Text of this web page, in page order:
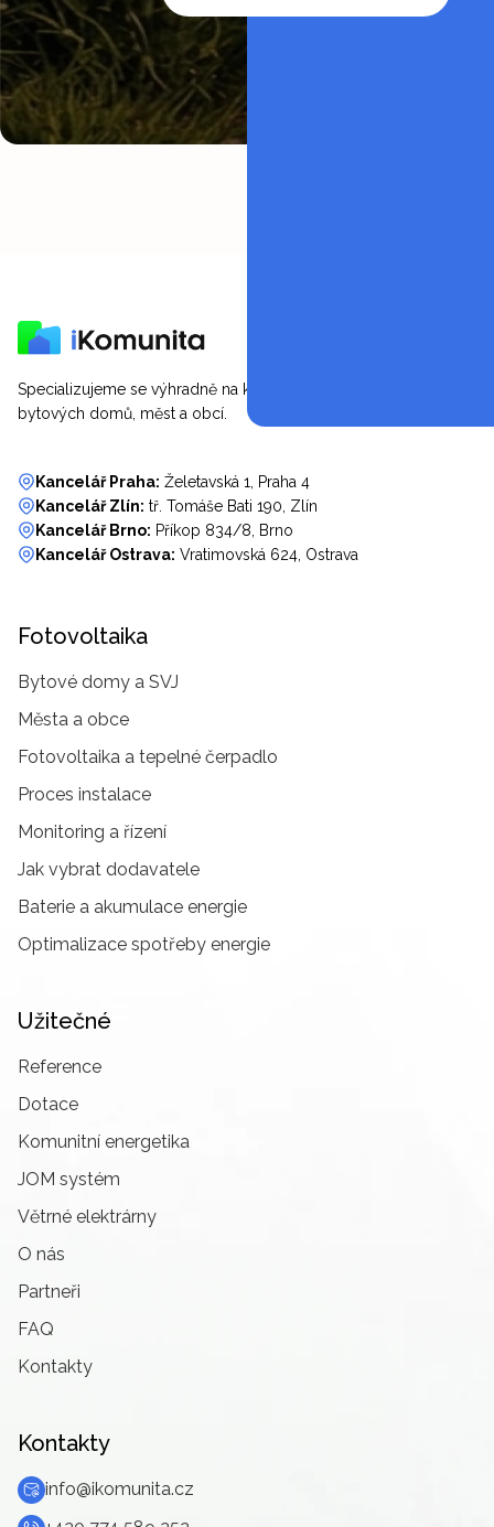
Specializujeme se výhradně na komunitní energetiku SVJ,
bytových domů, měst a obcí.
Kancelář Praha: Želetavská 1, Praha 4
Kancelář Zlín: tř. Tomáše Bati 190, Zlín
Kancelář Brno: Příkop 834/8, Brno
Kancelář Ostrava: Vratimovská 624, Ostrava
Fotovoltaika
Bytové domy a SVJ
Města a obce
Fotovoltaika a tepelné čerpadlo
Proces instalace
Monitoring a řízení
Jak vybrat dodavatele
Baterie a akumulace energie
Optimalizace spotřeby energie
Užitečné
Reference
Dotace
Komunitní energetika
JOM systém
Větrné elektrárny
O nás
Partneři
FAQ
Kontakty
Kontakty
info@ikomunita.cz